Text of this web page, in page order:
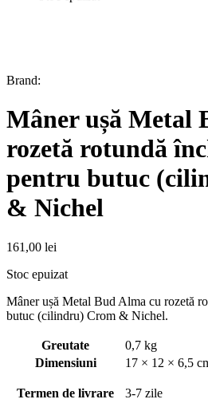
Brand:
Mâner ușă Metal
rozetă rotundă
pentru butuc
& Nichel
161,00 lei
Stoc epuizat
Mâner ușă Metal Bud Alma cu rozetă
butuc (cilindru) Crom & Nichel.
Greutate
0,7 kg
Dimensiuni
17 × 12 × 6,5
Termen de livrare 3-7 zile